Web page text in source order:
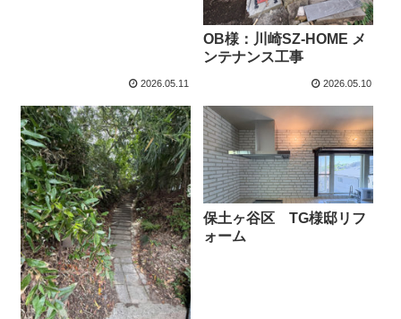
2026.05.11
OB様：川崎SZ-HOME メ
ンテナンス工事
2026.05.10
保土ヶ谷区 TG様邸リフ
ォーム